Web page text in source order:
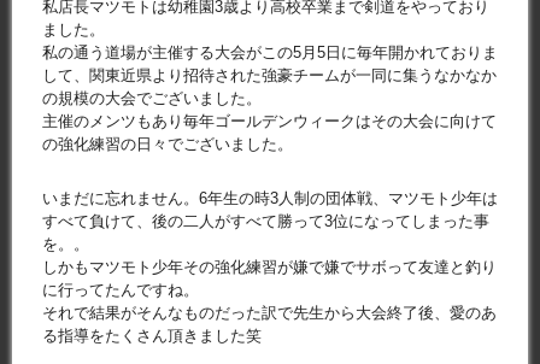
私店長マツモトは幼稚園3歳より高校卒業まで剣道をやっており
ました。
私の通う道場が主催する大会がこの5月5日に毎年開かれておりま
して、関東近県より招待された強豪チームが一同に集うなかなか
の規模の大会でございました。
主催のメンツもあり毎年ゴールデンウィークはその大会に向けて
の強化練習の日々でございました。
いまだに忘れません。6年生の時3人制の団体戦、マツモト少年は
すべて負けて、後の二人がすべて勝って3位になってしまった事
を。。
しかもマツモト少年その強化練習が嫌で嫌でサボって友達と釣り
に行ってたんですね。
それで結果がそんなものだった訳で先生から大会終了後、愛のあ
る指導をたくさん頂きました笑